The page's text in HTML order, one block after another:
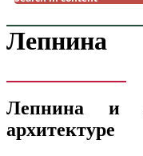
Лепнина
Лепнина и
архитектуре